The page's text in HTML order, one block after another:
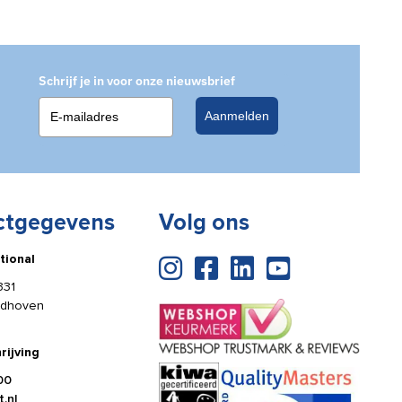
Schrijf je in voor onze nieuwsbrief
Aanmelden
Volg ons